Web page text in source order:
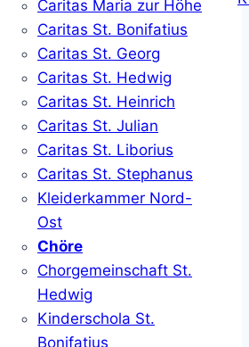
Caritas Maria zur Höhe
Caritas St. Bonifatius
Caritas St. Georg
Caritas St. Hedwig
Caritas St. Heinrich
Caritas St. Julian
Caritas St. Liborius
Caritas St. Stephanus
Kleiderkammer Nord-
Ost
Chöre
Chorgemeinschaft St.
Hedwig
Kinderschola St.
Bonifatius